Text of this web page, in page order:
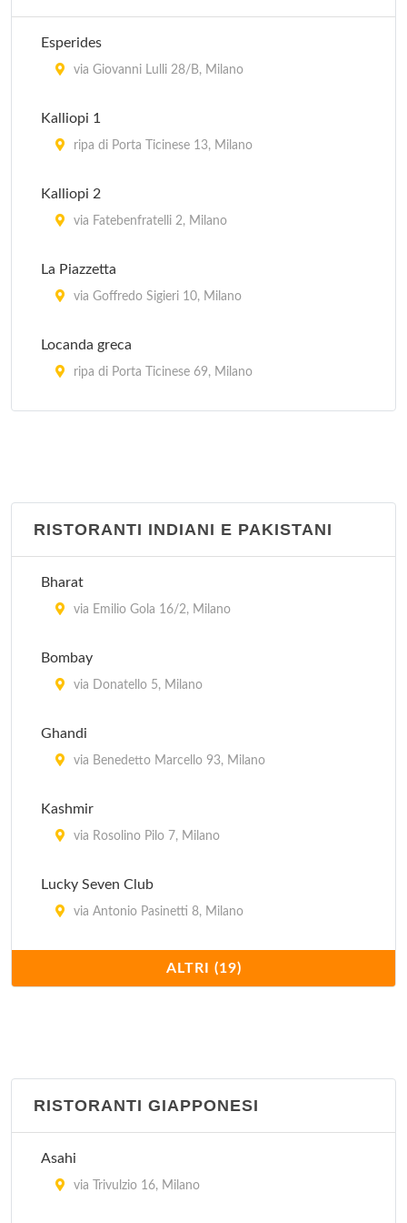
Esperides
via Giovanni Lulli 28/B, Milano
Kalliopi 1
ripa di Porta Ticinese 13, Milano
Kalliopi 2
via Fatebenfratelli 2, Milano
La Piazzetta
via Goffredo Sigieri 10, Milano
Locanda greca
ripa di Porta Ticinese 69, Milano
via Maurizio Quadrio 23, Milano
RISTORANTI INDIANI E PAKISTANI
Bharat
via Emilio Gola 16/2, Milano
Bombay
via Donatello 5, Milano
Ghandi
via Benedetto Marcello 93, Milano
Kashmir
via Rosolino Pilo 7, Milano
Lucky Seven Club
via Antonio Pasinetti 8, Milano
via Vetere 12, Milano
Punjab
Rangoli
ALTRI (19)
RISTORANTI GIAPPONESI
Asahi
via Trivulzio 16, Milano